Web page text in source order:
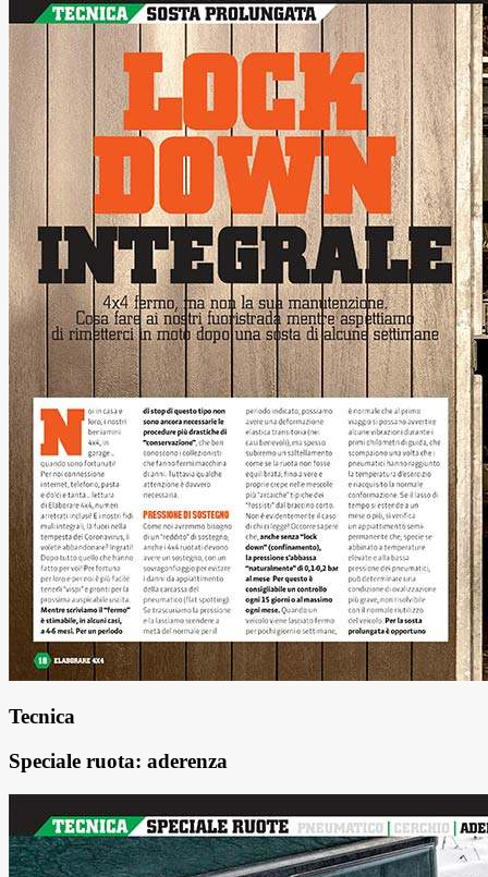
Tecnica
Speciale ruota: aderenza